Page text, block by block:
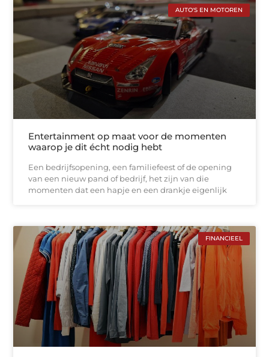
AUTO'S EN MOTOREN
Entertainment op maat voor de momenten
waarop je dit écht nodig hebt
Een bedrijfsopening, een familiefeest of de opening
van een nieuw pand of bedrijf, het zijn van die
momenten dat een hapje en een drankje eigenlijk
FINANCIEEL